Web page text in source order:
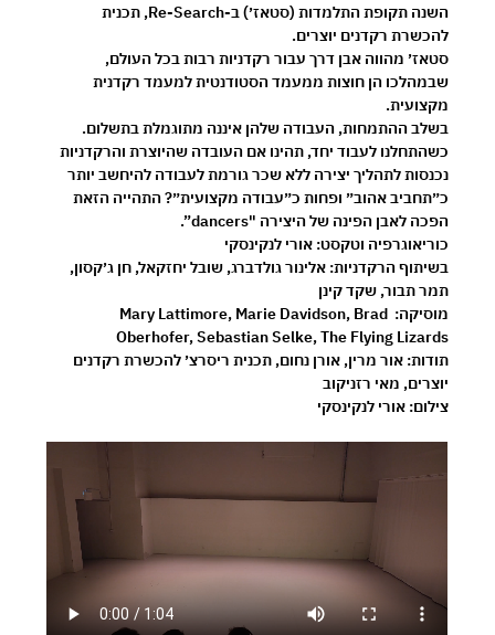
השנה תקופת התלמדות (סטאז׳) ב-Re-Search, תכנית
להכשרת רקדנים יוצרים.
סטאז׳ מהווה אבן דרך עבור רקדניות רבות בכל העולם,
שבמהלכו הן חוצות ממעמד הסטודנטית למעמד רקדנית
מקצועית.
בשלב ההתמחות, העבודה שלהן איננה מתוגמלת בתשלום.
כשהתחלנו לעבוד יחד, תהינו אם העובדה שהיוצרת והרקדניות
נכנסות לתהליך יצירה ללא שכר גורמת לעבודה להיחשב יותר
כ״תחביב אהוב״ ופחות כ״עבודה מקצועית״? התהייה הזאת
הפכה לאבן הפינה של היצירה "dancers”.
כוריאוגרפיה וטקסט: אורי לנקינסקי
בשיתוף הרקדניות: אלינור גולדברג, שובל יחזקאל, חן ג׳קסון,
תמר תבור, שקד קינן
מוסיקה: Mary Lattimore, Marie Davidson, Brad
Oberhofer, Sebastian Selke, The Flying Lizards
תודות: אור מרין, אורן נחום, תכנית ריסרצ׳ להכשרת רקדנים
יוצרים, מאי רזניקוב
צילום: אורי לנקינסקי